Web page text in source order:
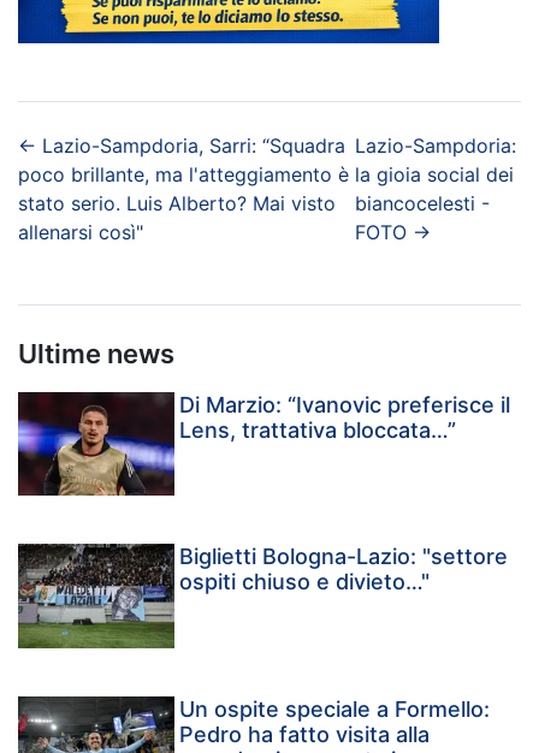
← Lazio-Sampdoria, Sarri: “Squadra
poco brillante, ma l'atteggiamento è
stato serio. Luis Alberto? Mai visto
allenarsi così"
Lazio-Sampdoria:
la gioia social dei
biancocelesti -
FOTO →
Ultime news
Di Marzio: “Ivanovic preferisce il
Lens, trattativa bloccata…”
Biglietti Bologna-Lazio: "settore
ospiti chiuso e divieto…"
Un ospite speciale a Formello:
Pedro ha fatto visita alla